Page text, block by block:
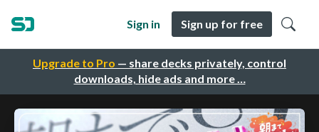
Upgrade to Pro — share decks privately, control
downloads, hide ads and more …
Sign in Sign up for free